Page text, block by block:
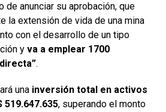
de anunciar su aprobación, que
la extensión de vida de una mina
con el desarrollo de un tipo
y va a emplear 1700
.
una inversión total en activos
519.647.635, superando el monto